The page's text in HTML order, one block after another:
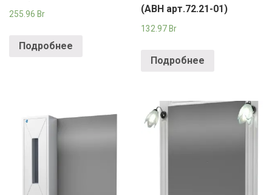
255.96 Br
Подробнее
(АВН арт.72.21-01)
132.97 Br
Подробнее